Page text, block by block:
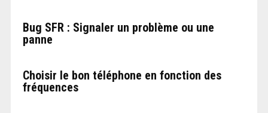
Bug SFR : Signaler un problème ou une
panne
Choisir le bon téléphone en fonction des
fréquences